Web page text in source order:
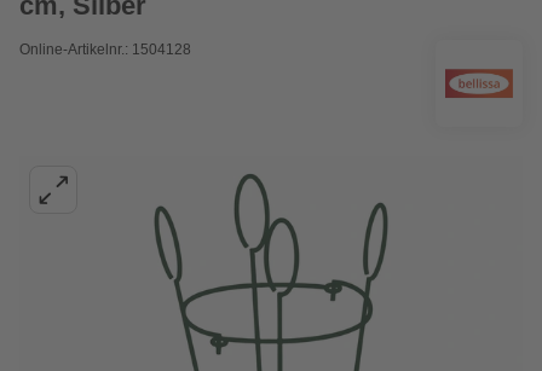
Online-Artikelnr.: 1504128